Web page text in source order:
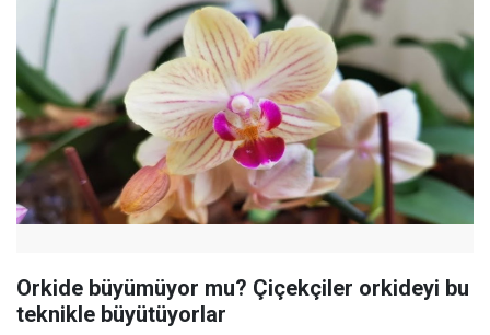
Orkide büyümüyor mu? Çiçekçiler orkideyi bu
teknikle büyütüyorlar